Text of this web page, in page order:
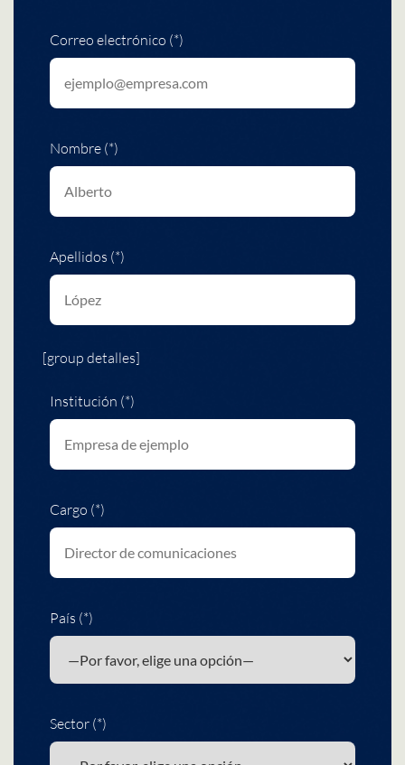
Correo electrónico (*)
Nombre (*)
Apellidos (*)
[group detalles]
Institución (*)
Cargo (*)
País (*)
Sector (*)